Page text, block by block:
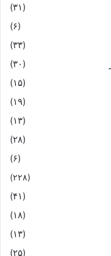
(۳۱)
(۶)
(۳۳)
(۳۰)
(۱۵)
(۱۹)
(۱۳)
(۲۸)
(۶)
(۲۲۸)
(۴۱)
(۱۸)
(۱۳)
(۲۵)